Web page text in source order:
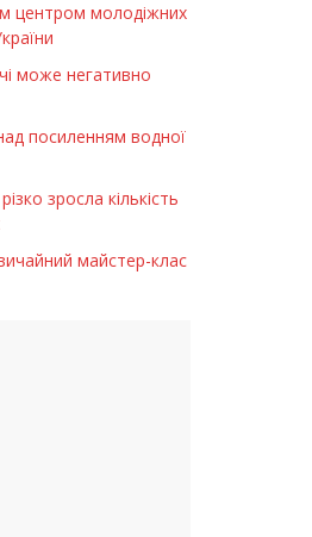
центром молодіжних
може негативно
посиленням водної
зросла кількість
майстер-клас